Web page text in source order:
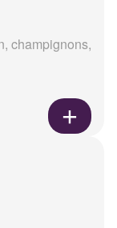
champignons,